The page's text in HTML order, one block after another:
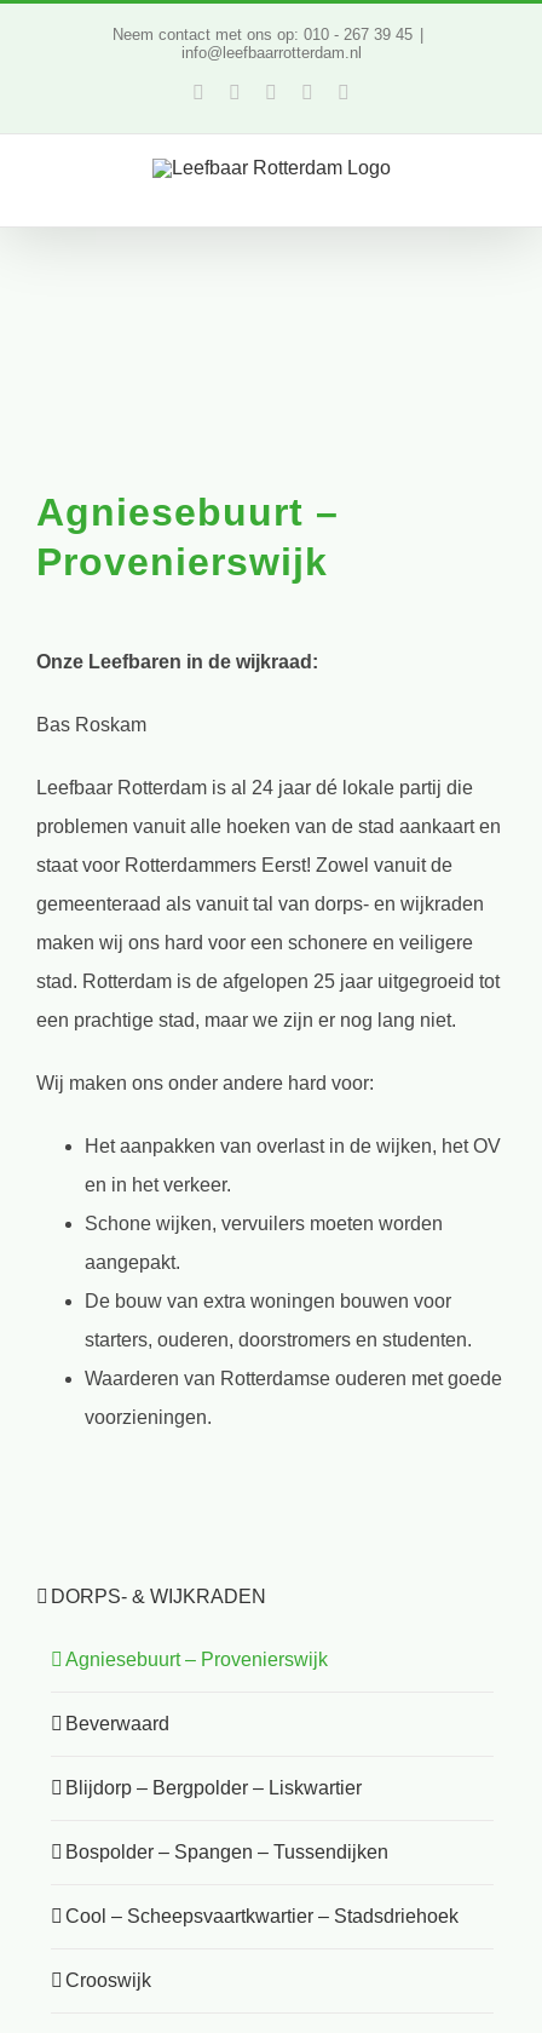
Neem contact met ons op: 010 - 267 39 45
info@leefbaarrotterdam.nl
Facebook
TwitterYouTubeLinkedIn
Agniesebuurt –
Provenierswijk
Onze Leefbaren in de wijkraad:
Bas Roskam
Leefbaar Rotterdam is al 24 jaar dé lokale partij die
problemen vanuit alle hoeken van de stad aankaart en
staat voor Rotterdammers Eerst! Zowel vanuit de
gemeenteraad als vanuit tal van dorps- en wijkraden
maken wij ons hard voor een schonere en veiligere
stad. Rotterdam is de afgelopen 25 jaar uitgegroeid tot
een prachtige stad, maar we zijn er nog lang niet.
Wij maken ons onder andere hard voor:
⁠Het aanpakken van overlast in de wijken, het OV
en in het verkeer.
Schone wijken, vervuilers moeten worden
aangepakt.
De bouw van extra woningen bouwen voor
starters, ouderen, doorstromers en studenten.
Waarderen van Rotterdamse ouderen met goede
voorzieningen.
DORPS- & WIJKRADEN
Agniesebuurt – Provenierswijk
Beverwaard
Blijdorp – Bergpolder – Liskwartier
Bospolder – Spangen – Tussendijken
Cool – Scheepsvaartkwartier – Stadsdriehoek
Crooswijk